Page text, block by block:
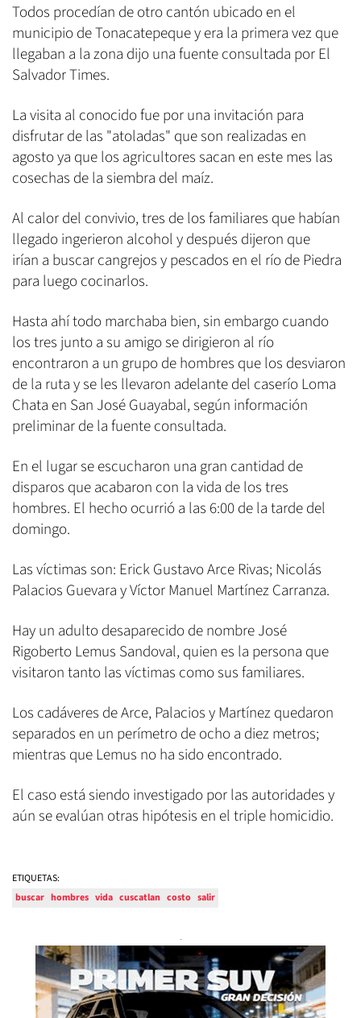
Todos procedían de otro cantón ubicado en el
municipio de Tonacatepeque y era la primera vez que
llegaban a la zona dijo una fuente consultada por El
Salvador Times.
La visita al conocido fue por una invitación para
disfrutar de las "atoladas" que son realizadas en
agosto ya que los agricultores sacan en este mes las
cosechas de la siembra del maíz.
Al calor del convivio, tres de los familiares que habían
llegado ingerieron alcohol y después dijeron que
irían a buscar cangrejos y pescados en el río de Piedra
para luego cocinarlos.
Hasta ahí todo marchaba bien, sin embargo cuando
los tres junto a su amigo se dirigieron al río
encontraron a un grupo de hombres que los desviaron
de la ruta y se les llevaron adelante del caserío Loma
Chata en San José Guayabal, según información
preliminar de la fuente consultada.
En el lugar se escucharon una gran cantidad de
disparos que acabaron con la vida de los tres
hombres. El hecho ocurrió a las 6:00 de la tarde del
domingo.
Las víctimas son: Erick Gustavo Arce Rivas; Nicolás
Palacios Guevara y Víctor Manuel Martínez Carranza.
Hay un adulto desaparecido de nombre José
Rigoberto Lemus Sandoval, quien es la persona que
visitaron tanto las víctimas como sus familiares.
Los cadáveres de Arce, Palacios y Martínez quedaron
separados en un perímetro de ocho a diez metros;
mientras que Lemus no ha sido encontrado.
El caso está siendo investigado por las autoridades y
aún se evalúan otras hipótesis en el triple homicidio.
ETIQUETAS:
buscar hombres vida cuscatlan costo salir